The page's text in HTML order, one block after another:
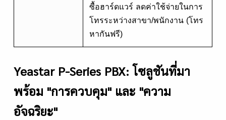
ซื้อฮาร์ดแวร์ ลดค่าใช้จ่ายในการ
โทรระหว่างสาขา/พนักงาน (โทร
หากันฟรี)
Yeastar P-Series PBX: โซลูชันที่มา
พร้อม "การควบคุม" และ "ความ
อัจฉริยะ"